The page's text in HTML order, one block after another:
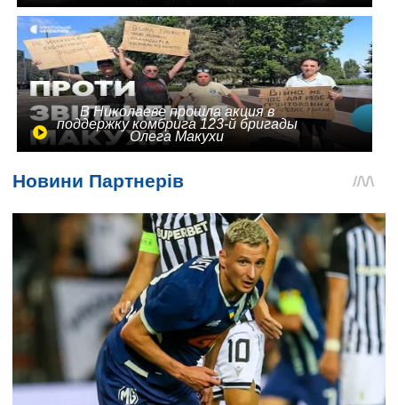
В Николаеве прошла акция в
поддержку комбрига 123-й бригады
Олега Макухи